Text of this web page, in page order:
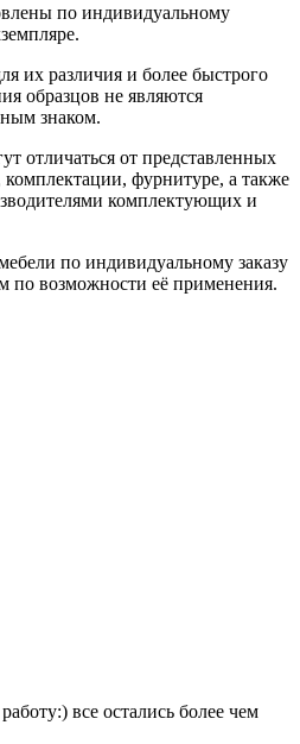
по индивидуальному
их различия и более быстрого
образцов не являются
знаком.
отличаться от представленных
комплектации, фурнитуре, а также
комплектующих и
по индивидуальному заказу
по возможности её применения.
все остались более чем